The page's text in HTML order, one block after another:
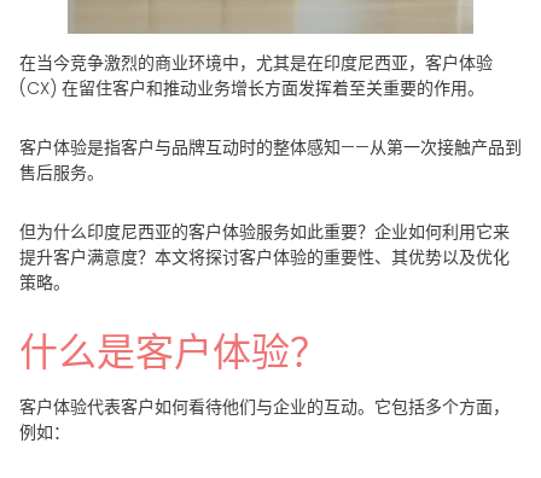
在当今竞争激烈的商业环境中，尤其是在印度尼西亚，客户体验
(CX) 在留住客户和推动业务增长方面发挥着至关重要的作用。
客户体验是指客户与品牌互动时的整体感知——从第一次接触产品到
售后服务。
但为什么印度尼西亚的客户体验服务如此重要？企业如何利用它来
提升客户满意度？本文将探讨客户体验的重要性、其优势以及优化
策略。
什么是客户体验？
客户体验代表客户如何看待他们与企业的互动。它包括多个方面，
例如：